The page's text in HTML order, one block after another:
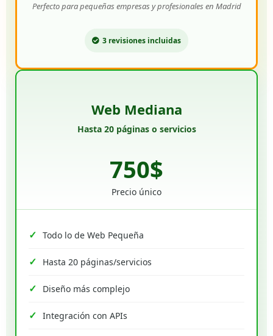
Perfecto para pequeñas empresas y profesionales en Madrid
3 revisiones incluidas
Web Mediana
Hasta 20 páginas o servicios
750$
Precio único
Todo lo de Web Pequeña
Hasta 20 páginas/servicios
Diseño más complejo
Integración con APIs